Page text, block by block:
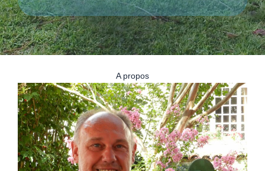
A propos